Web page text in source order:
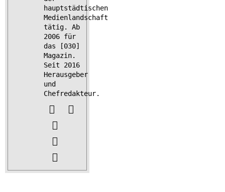
hauptstädtischen
Medienlandschaft
tätig. Ab
2006 für
das [030]
Magazin.
Seit 2016
Herausgeber
und
Chefredakteur.